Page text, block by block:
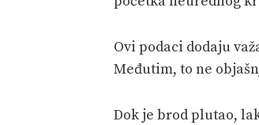
Ovi podaci dodaju
Međutim, to ne
Dok je brod plutao,